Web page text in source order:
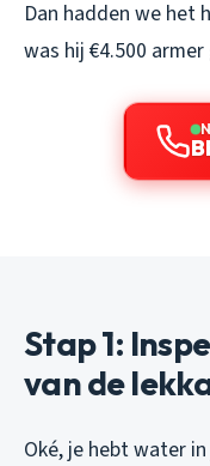
Dan hadden we het
was hij €4.500
Stap 1:
van de
Oké, je hebt water